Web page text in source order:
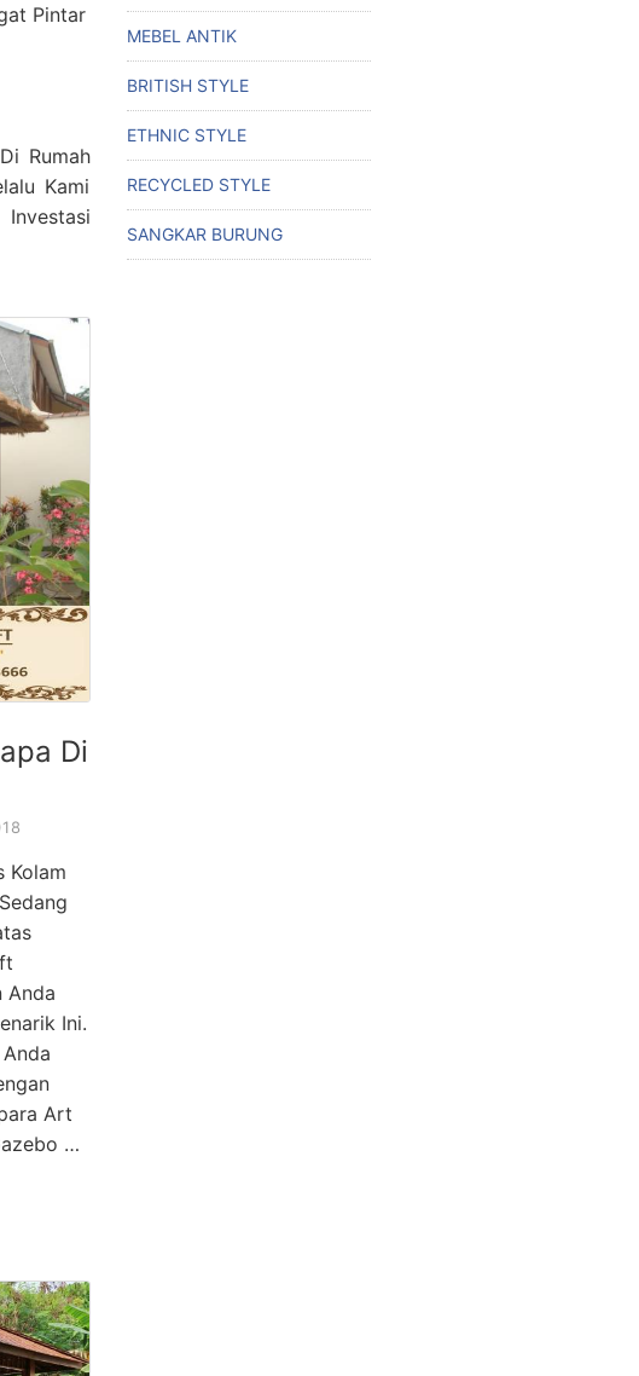
Pintar
Rumah
Kami
Di
Kolam
Anda
Ini.
Art
…
MEBEL ANTIK
BRITISH STYLE
ETHNIC STYLE
RECYCLED STYLE
SANGKAR BURUNG